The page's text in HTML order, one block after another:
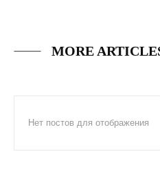
MORE
Нет постов для отображения